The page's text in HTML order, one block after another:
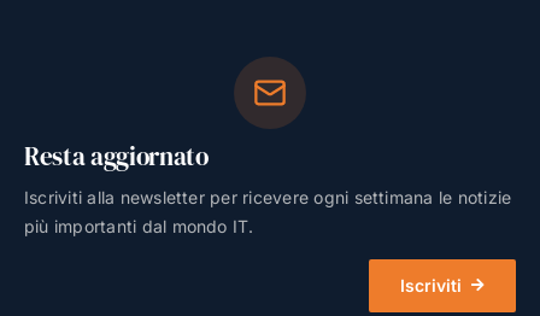
Resta aggiornato
Iscriviti alla newsletter per ricevere ogni settimana le notizie
più importanti dal mondo IT.
Iscriviti